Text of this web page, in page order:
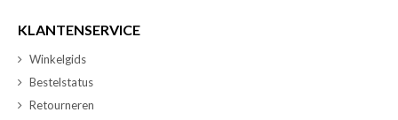
KLANTENSERVICE
Winkelgids
Bestelstatus
Retourneren